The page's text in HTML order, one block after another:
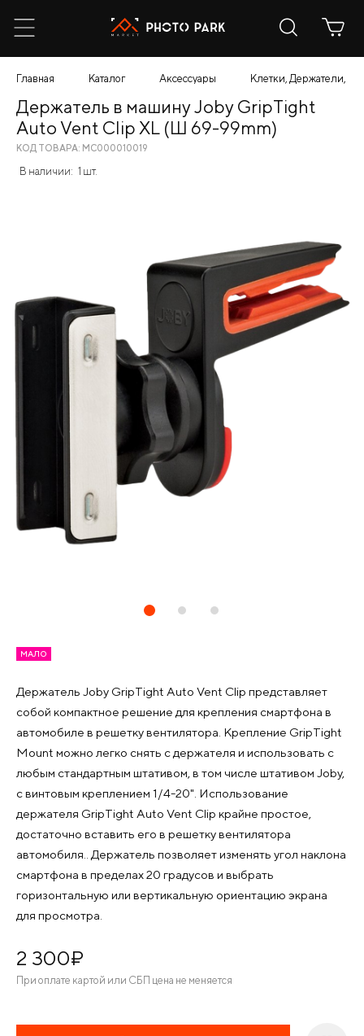
Главная Каталог Аксессуары Клетки, Держатели,
МАЛО
Держатель Joby GripTight Auto Vent Clip представляет
собой компактное решение для крепления смартфона в
автомобиле в решетку вентилятора. Крепление GripTight
Mount можно легко снять с держателя и использовать с
любым стандартным штативом, в том числе штативом Joby,
с винтовым креплением 1/4-20". Использование
держателя GripTight Auto Vent Clip крайне простое,
достаточно вставить его в решетку вентилятора
автомобиля.. Держатель позволяет изменять угол наклона
смартфона в пределах 20 градусов и выбрать
горизонтальную или вертикальную ориентацию экрана
для просмотра.
2 300¤
При оплате картой или СБП цена не меняется
Держатель в машину Joby GripTight
Auto Vent Clip XL (Ш 69-99mm)
КОД ТОВАРА: МС000010019
В наличии: 1 шт.